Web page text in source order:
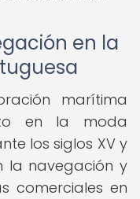
en la
marítima
en la moda
los siglos XV y
la navegación y
comerciales en